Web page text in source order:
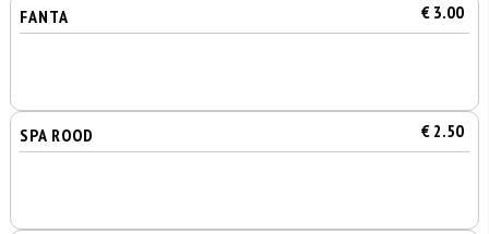
FANTA € 3.00
SPA ROOD € 2.50